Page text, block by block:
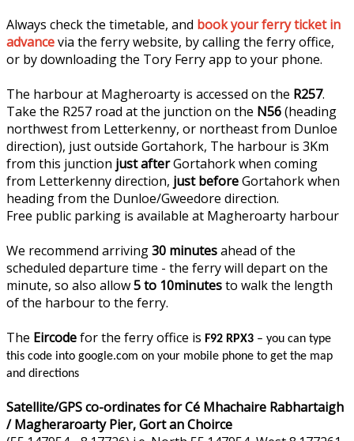
Always check the timetable, and book your ferry ticket in
advancevia the ferry website, by calling the ferry office,
or by downloading the Tory Ferry app to your phone.
The harbour at Magheroarty is accessed on the R257.
Take the R257 road at the junction on the N56(heading
northwest from Letterkenny, or northeast from Dunloe
direction), just outside Gortahork, The harbour is 3Km
from this junction just afterGortahork when coming
from Letterkenny direction, just beforeGortahork when
heading from the Dunloe/Gweedore direction.
Free public parking is available at Magheroarty harbour
We recommend arriving30 minutesahead of the
scheduled departure time - the ferry will depart on the
minute, so also allow5 to 10minutesto walk the length
of the harbour to the ferry.
The Eircodefor the ferry office is F92 RPX3 – you can type
this code into google.com on your mobile phone to get the map
and directions
Satellite/GPS co-ordinates for Cé Mhachaire Rabhartaigh
/ Magheraroarty Pier, Gort an Choirce